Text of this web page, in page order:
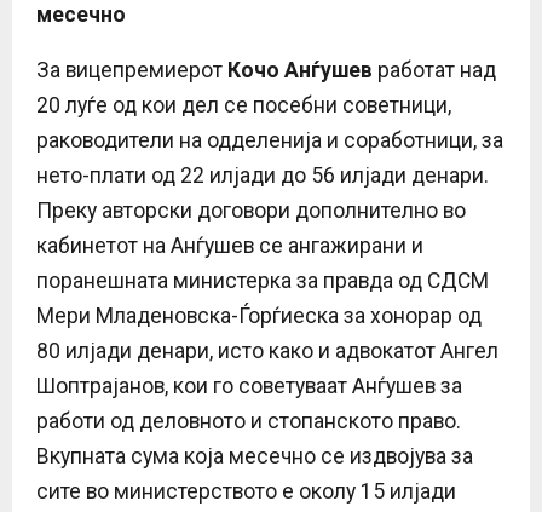
месечно
За вицепремиерот Кочо Анѓушев работат над
20 луѓе од кои дел се посебни советници,
раководители на одделенија и соработници, за
нето-плати од 22 илјади до 56 илјади денари.
Преку авторски договори дополнително во
кабинетот на Анѓушев се ангажирани и
поранешната министерка за правда од СДСМ
Мери Младеновска-Ѓорѓиеска за хонорар од
80 илјади денари, исто како и адвокатот Ангел
Шоптрајанов, кои го советуваат Анѓушев за
работи од деловното и стопанското право.
Вкупната сума која месечно се издвојува за
сите во министерството е околу 15 илјади